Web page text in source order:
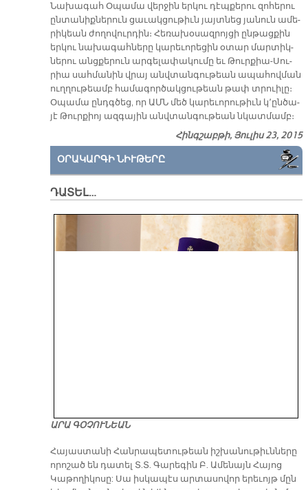
Նա­խա­գահ Օ­պա­մա վեր­ջին եր­կու դէպ­քե­րու զո­հե­րու
ըն­տա­նիք­նե­րուն ցա­ւակ­ցու­թիւն յայտ­նեց յա­նուն ա­մե­
րի­կեան ժո­ղո­վուր­դին։ Հե­ռա­խօ­սազրոյ­ցի ըն­թաց­քին
եր­կու նա­խա­գահ­նե­րը կա­րե­ւո­րե­ցին օ­տար մար­տիկ­
նե­րու անց­քե­րուն ար­գե­լա­փա­կու­մը եւ Թուր­քիա-Սու­
րիա սահ­մա­նին վրայ անվ­տան­գու­թեան ա­պա­հով­ման
ուղ­ղու­թեամբ հա­մա­գոր­ծակ­ցու­թեան թափ տրուի­լը։
Օ­պա­մա ընդգ­ծեց, որ ԱՄՆ մեծ կա­րե­ւո­րու­թիւն կ՚ըն­ծա­
յէ Թուրքիոյ ազ­գա­յին անվ­տան­գու­թեան նկատ­մամբ։
Հինգշաբթի, Յուլիս 23, 2015
ՕՐԱԿԱՐԳԻ ՆԻՒԹԵՐԸ
ԴԱՏԵԼ…
ԱՐԱ ԳՕՉՈՒՆԵԱՆ
​Հայաստանի Հանրապետութեան իշխանութիւնները
որոշած են դատել Տ.Տ. Գարեգին Բ. Ամենայն Հայոց
Կաթողիկոսը: Սա իսկապէս արտասովոր երեւոյթ մըն